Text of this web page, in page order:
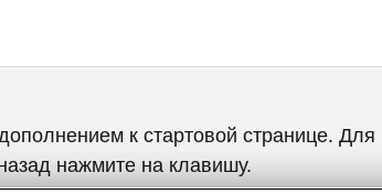
к стартовой странице. Для
нажмите на клавишу.